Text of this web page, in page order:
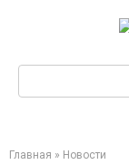
Главная » Новости